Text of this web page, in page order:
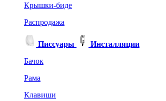
Крышки-биде
Распродажа
Писсуары
Инсталляции
Бачок
Рама
Клавиши